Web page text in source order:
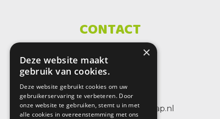
CONTACT
SBO De Wenteltrap
Sint Petersburglaan 25
tel.: +31 (0)30 6884656
e-mail: info@sbodewenteltrap.nl
×
Deze website maakt
gebruik van cookies.
Deze website gebruikt cookies om uw
gebruikerservaring te verbeteren. Door
onze website te gebruiken, stemt u in met
alle cookies in overeenstemming met ons